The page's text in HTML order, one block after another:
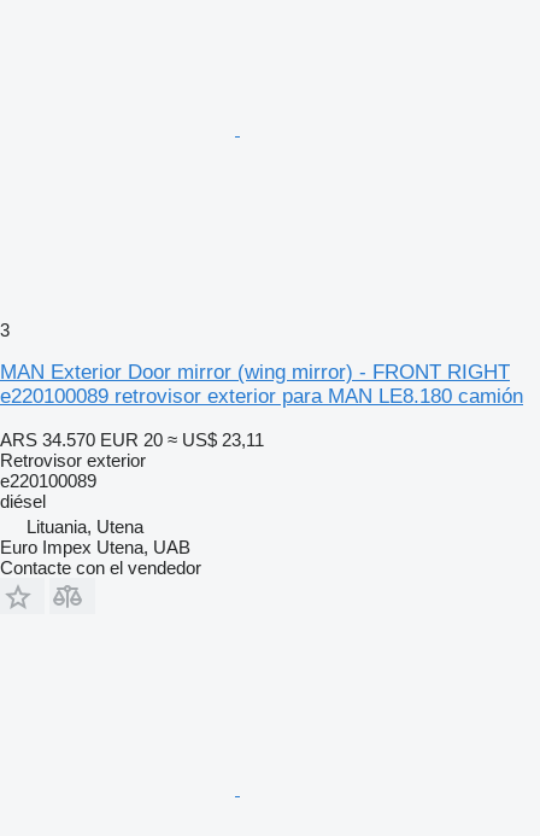
3
MAN Exterior Door mirror (wing mirror) - FRONT RIGHT
e220100089 retrovisor exterior para MAN LE8.180 camión
ARS 34.570 EUR 20 ≈ US$ 23,11
Retrovisor exterior
e220100089
diésel
Lituania, Utena
Euro Impex Utena, UAB
Contacte con el vendedor